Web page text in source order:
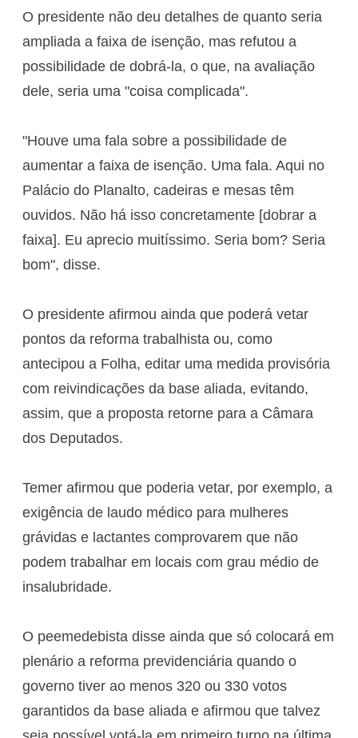
O presidente não deu detalhes de quanto seria
ampliada a faixa de isenção, mas refutou a
possibilidade de dobrá-la, o que, na avaliação
dele, seria uma "coisa complicada".
"Houve uma fala sobre a possibilidade de
aumentar a faixa de isenção. Uma fala. Aqui no
Palácio do Planalto, cadeiras e mesas têm
ouvidos. Não há isso concretamente [dobrar a
faixa]. Eu aprecio muitíssimo. Seria bom? Seria
bom", disse.
O presidente afirmou ainda que poderá vetar
pontos da reforma trabalhista ou, como
antecipou a Folha, editar uma medida provisória
com reivindicações da base aliada, evitando,
assim, que a proposta retorne para a Câmara
dos Deputados.
Temer afirmou que poderia vetar, por exemplo, a
exigência de laudo médico para mulheres
grávidas e lactantes comprovarem que não
podem trabalhar em locais com grau médio de
insalubridade.
O peemedebista disse ainda que só colocará em
plenário a reforma previdenciária quando o
governo tiver ao menos 320 ou 330 votos
garantidos da base aliada e afirmou que talvez